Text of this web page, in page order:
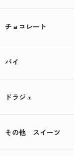
チョコレート
パイ
ドラジェ
その他 スイーツ